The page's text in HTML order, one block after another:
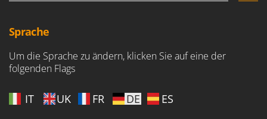
Sprache
Um die Sprache zu ändern, klicken Sie auf eine der
folgenden Flags
IT UK FR DE ES